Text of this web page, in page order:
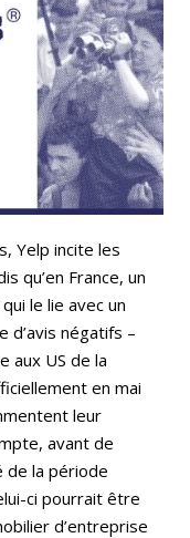
LinkedIn
Yelp incite les
qu’en France, un
le lie avec un
d’avis négatifs –
aux US de la
en mai
leur
avant de
de la période
ci pourrait être
d’entreprise